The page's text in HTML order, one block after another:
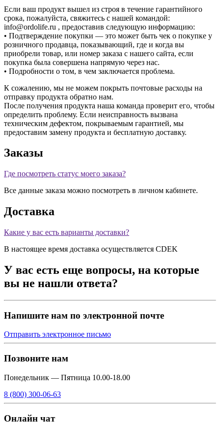
Если ваш продукт вышел из строя в течение гарантийного
срока, пожалуйста, свяжитесь с нашей командой:
info@ordolife.ru , предоставив следующую информацию:
• Подтверждение покупки — это может быть чек о покупке у
розничного продавца, показывающий, где и когда вы
приобрели товар, или номер заказа с нашего сайта, если
покупка была совершена напрямую через нас.
• Подробности о том, в чем заключается проблема.
К сожалению, мы не можем покрыть почтовые расходы на
отправку продукта обратно нам.
После получения продукта наша команда проверит его, чтобы
определить проблему. Если неисправность вызвана
техническим дефектом, покрываемым гарантией, мы
предоставим замену продукта и бесплатную доставку.
Заказы
Где посмотреть статус моего заказа?
Все данные заказа можно посмотреть в личном кабинете.
Доставка
Какие у вас есть варианты доставки?
В настоящее время доставка осуществляется CDEK
У вас есть еще вопросы, на которые
вы не нашли ответа?
Напишите нам по электронной почте
Отправить электронное письмо
Позвоните нам
Понедельник — Пятница 10.00-18.00
8 (800) 300-06-63
Онлайн чат